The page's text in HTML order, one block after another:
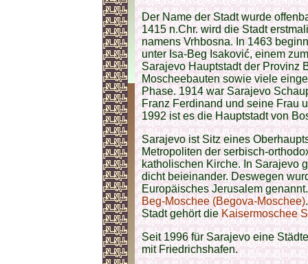
Der Name der Stadt wurde
1415 n.Chr. wird die Stadt
namens Vrhbosna. In 1463
unter Isa-Beg Isaković, einem
Sarajevo Hauptstadt der Provinz
Moscheebauten sowie viele
Phase. 1914 war Sarajevo
Franz Ferdinand und seine Frau
1992 ist es die Hauptstadt von
Sarajevo ist Sitz eines
Metropoliten der serbisch-
katholischen Kirche. In Sarajevo
dicht beieinander. Deswegen
Europäisches Jerusalem
Beg-Moschee (Begova-Moschee)
Stadt gehört dieKaisermoschee
Seit 1996 für Sarajevo eine
mit Friedrichshafen.